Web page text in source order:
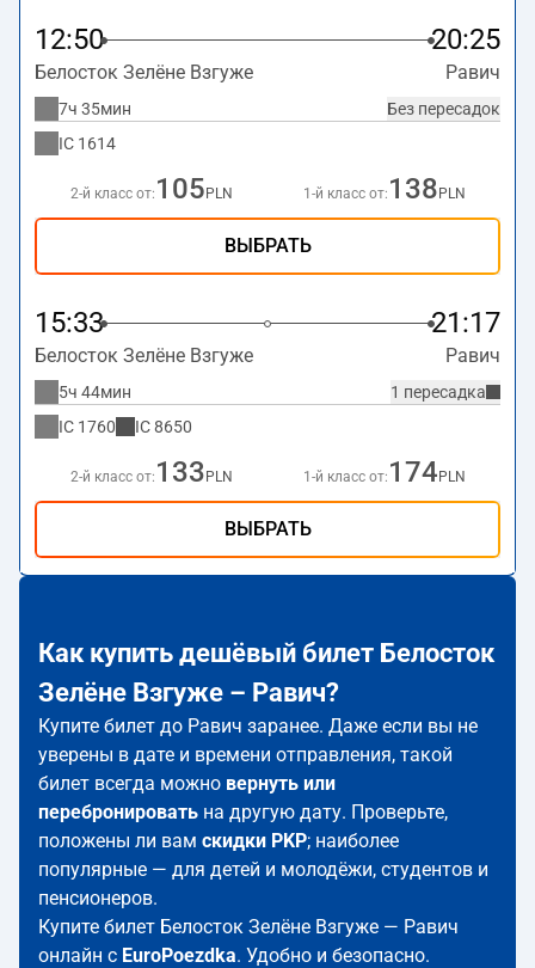
12:50 20:25
Белосток Зелёне Взгуже Равич
Без пересадок
7ч 35мин
IC 1614
2-й класс от: 105 PLN 1-й класс от: 138 PLN
ВЫБРАТЬ
15:33 21:17
Белосток Зелёне Взгуже Равич
1 пересадка
5ч 44мин
IC 1760 IC8650
2-й класс от: 133 PLN 1-й класс от: 174 PLN
ВЫБРАТЬ
Как купить дешёвый билет Белосток
Зелёне Взгуже – Равич?
Купите билет до Равич заранее. Даже если вы не
уверены в дате и времени отправления, такой
билет всегда можно вернуть или
перебронировать на другую дату. Проверьте,
положены ли вам скидки PKP; наиболее
популярные — для детей и молодёжи, студентов и
пенсионеров.
Купите билет Белосток Зелёне Взгуже — Равич
онлайн с EuroPoezdka. Удобно и безопасно.